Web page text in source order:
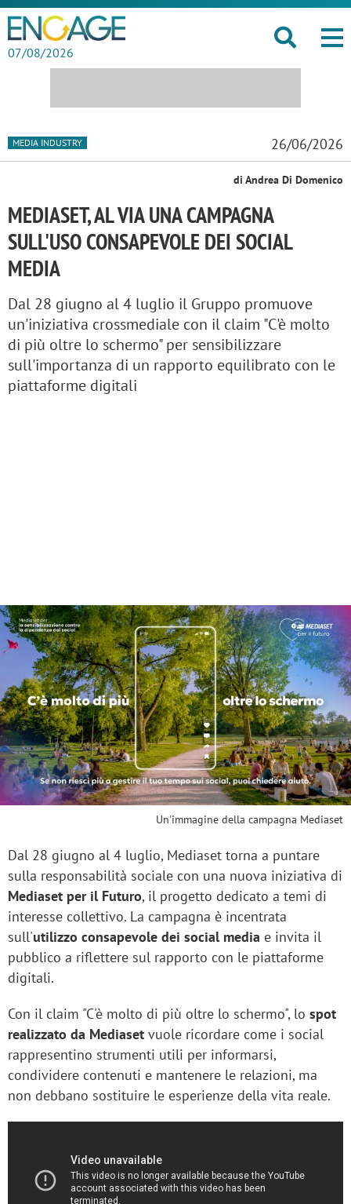
07/08/2026
MEDIA INDUSTRY 26/06/2026
di Andrea Di Domenico
MEDIASET, AL VIA UNA CAMPAGNA
SULL'USO CONSAPEVOLE DEI SOCIAL
MEDIA
Dal 28 giugno al 4 luglio il Gruppo promuove
un'iniziativa crossmediale con il claim "C'è molto
di più oltre lo schermo" per sensibilizzare
sull'importanza di un rapporto equilibrato con le
piattaforme digitali
Un'immagine della campagna Mediaset
Dal 28 giugno al 4 luglio, Mediaset torna a puntare
sulla responsabilità sociale con una nuova iniziativa di
Mediaset per il Futuro, il progetto dedicato a temi di
interesse collettivo. La campagna è incentrata
sull'utilizzo consapevole dei social media e invita il
pubblico a riflettere sul rapporto con le piattaforme
digitali.
Con il claim "C'è molto di più oltre lo schermo", lo spot
realizzato da Mediaset vuole ricordare come i social
rappresentino strumenti utili per informarsi,
condividere contenuti e mantenere le relazioni, ma
non debbano sostituire le esperienze della vita reale.